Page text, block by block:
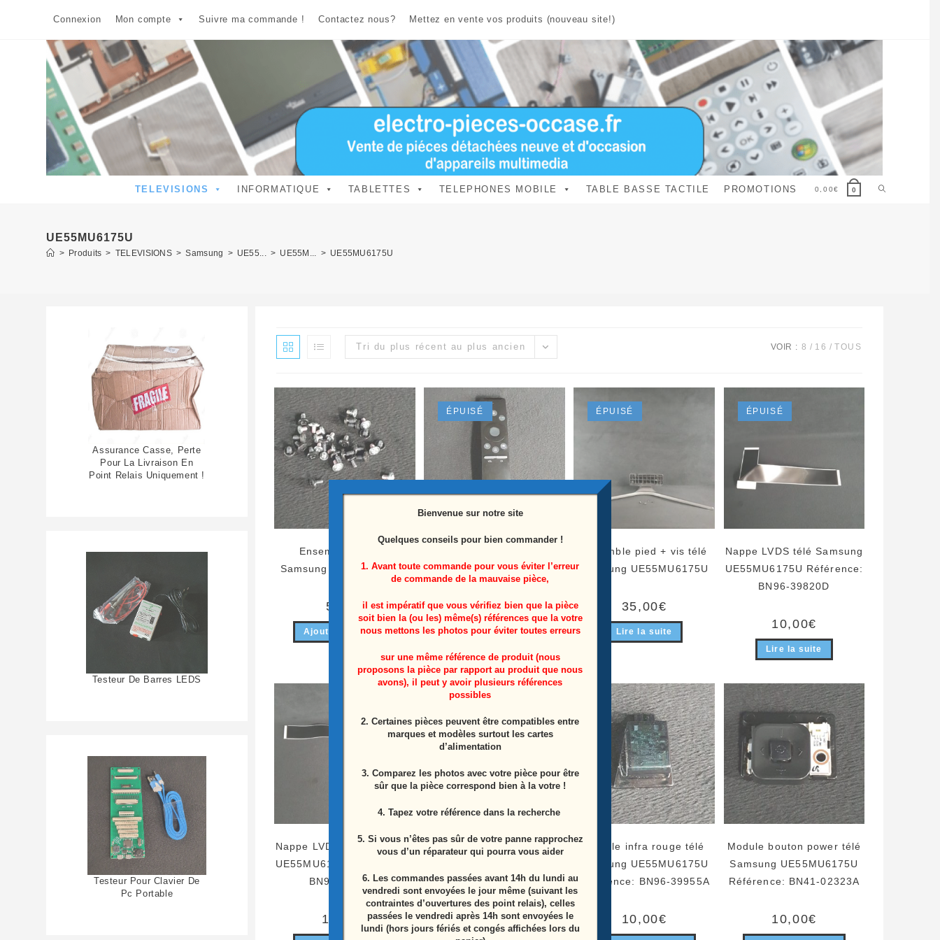
Connexion Mon compte Suivre ma commande ! Contactez nous? Mettez en vente vos produits (nouveau site!)
TELEVISIONS INFORMATIQUE TABLETTES TELEPHONES MOBILE TABLE BASSE TACTILE PROMOTIONS 0,00€ 0 Toggle
UE55MU6175U
> Produits > TELEVISIONS > Samsung > UE55... > UE55M... > UE55MU6175U
Tri du plus récent au plus ancien VOIR : 8 16 TOUS
Ensemble vis télé
Samsung UE55MU6175U
5,00 €
Ajouter au panier
ÉPUISÉ
Samsung UE55MU6175U
Référence: BN59-01274A
8,00€
ÉPUISÉ
Ensemble pied + vis télé
Samsung UE55MU6175U
35,00€
Lire la suite
ÉPUISÉ
Nappe LVDS télé Samsung
UE55MU6175U Référence:
BN96-39820D
10,00€
Lire la suite
Nappe LVDS télé Samsung
UE55MU6175U Référence:
BN96-39903A
10,00
Module wifi Bluetooth télé
Référence: BN59-01264A
10,00€
Module infra rouge télé
Samsung UE55MU6175U
Référence: BN96-39955A
10,00€
Module bouton power télé
Samsung UE55MU6175U
Référence: BN41-02323A
10,00€
Assurance Casse, Perte
Pour La Livraison En
Point Relais Uniquement !
Testeur De Barres LEDS
Testeur Pour Clavier De
Pc Portable
Bienvenue sur notre site
Quelques conseils pour bien commander !
1. Avant toute commande pour vous éviter l’erreur
de commande de la mauvaise pièce,
il est impératif que vous vérifiez bien que la pièce
soit bien la (ou les) même(s) références que la votre
nous mettons les photos pour éviter toutes erreurs
sur une même référence de produit (nous
proposons la pièce par rapport au produit que nous
avons), il peut y avoir plusieurs références
possibles
2. Certaines pièces peuvent être compatibles entre
marques et modèles surtout les cartes
d’alimentation
3. Comparez les photos avec votre pièce pour être
sûr que la pièce correspond bien à la votre !
4. Tapez votre référence dans la recherche
5. Si vous n’êtes pas sûr de votre panne rapprochez
vous d’un réparateur qui pourra vous aider
6. Les commandes passées avant 14h du lundi au
vendredi sont envoyées le jour même (suivant les
contraintes d’ouvertures des point relais), celles
passées le vendredi après 14h sont envoyées le
lundi (hors jours fériés et congés affichées lors du